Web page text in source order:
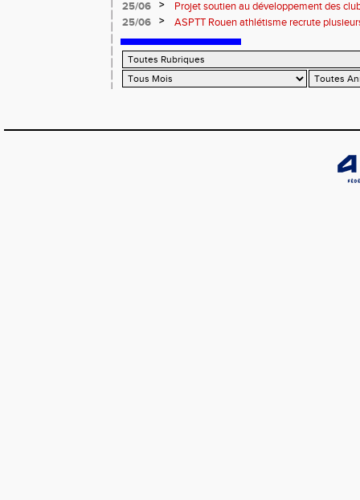
25/06
>
Projet soutien au développement des
25/06
> ASPTT Rouen athlétisme recrute